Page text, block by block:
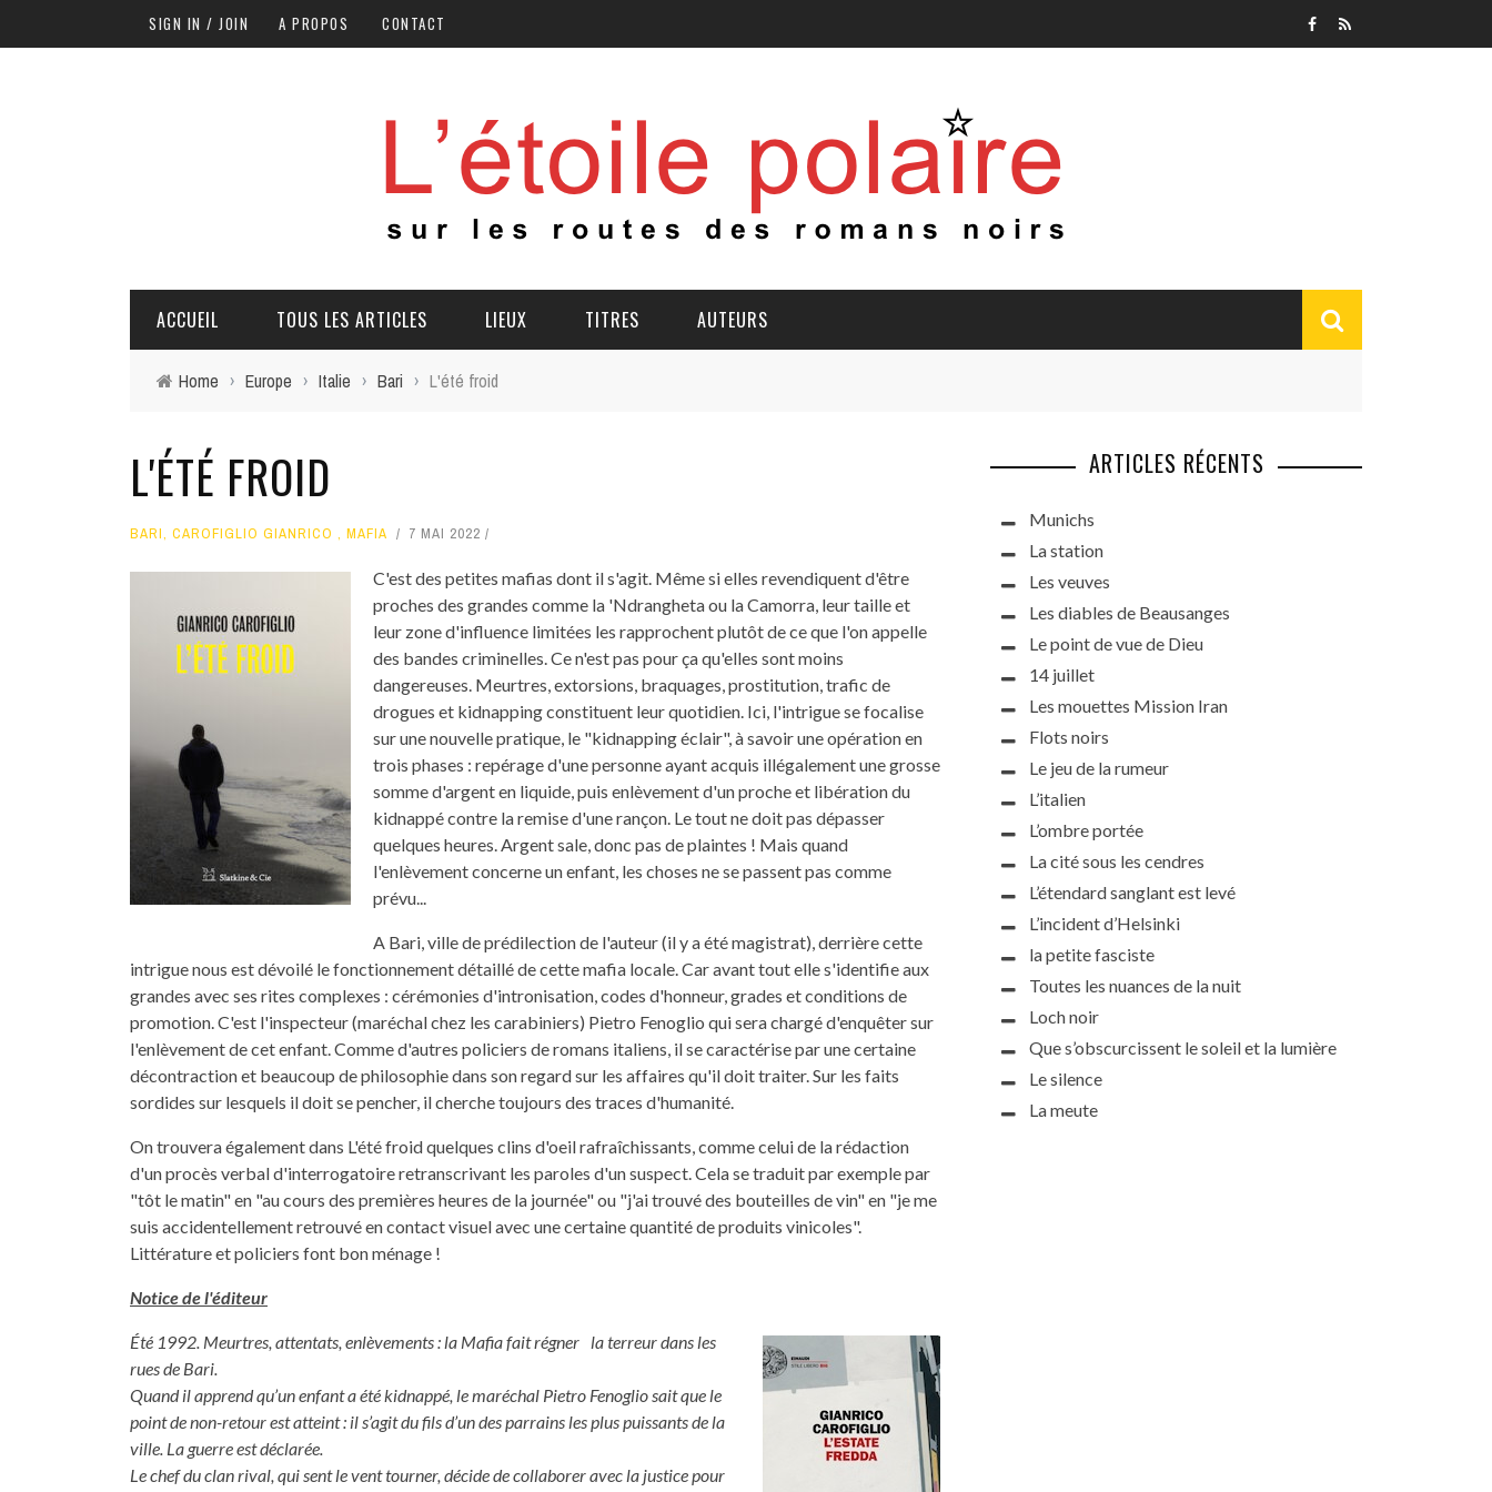
SIGN IN / JOIN A PROPOS CONTACT
ACCUEIL TOUS LES ARTICLES LIEUX TITRES AUTEURS
Home › Europe › Italie › Bari › L'été froid
L'ÉTÉ FROID
BARI, CAROFIGLIO GIANRICO , MAFIA 7 MAI 2022
C'est des petites mafias dont il s'agit. Même si elles revendiquent d'être
proches des grandes comme la 'Ndrangheta ou la Camorra, leur taille et
leur zone d'influence limitées les rapprochent plutôt de ce que l'on appelle
des bandes criminelles. Ce n'est pas pour ça qu'elles sont moins
dangereuses. Meurtres, extorsions, braquages, prostitution, trafic de
drogues et kidnapping constituent leur quotidien. Ici, l'intrigue se focalise
sur une nouvelle pratique, le "kidnapping éclair", à savoir une opération en
trois phases : repérage d'une personne ayant acquis illégalement une grosse
somme d'argent en liquide, puis enlèvement d'un proche et libération du
kidnappé contre la remise d'une rançon. Le tout ne doit pas dépasser
quelques heures. Argent sale, donc pas de plaintes ! Mais quand
l'enlèvement concerne un enfant, les choses ne se passent pas comme
prévu...
A Bari, ville de prédilection de l'auteur (il y a été magistrat), derrière cette
intrigue nous est dévoilé le fonctionnement détaillé de cette mafia locale. Car avant tout elle s'identifie aux
grandes avec ses rites complexes : cérémonies d'intronisation, codes d'honneur, grades et conditions de
promotion. C'est l'inspecteur (maréchal chez les carabiniers) Pietro Fenoglio qui sera chargé d'enquêter sur
l'enlèvement de cet enfant. Comme d'autres policiers de romans italiens, il se caractérise par une certaine
décontraction et beaucoup de philosophie dans son regard sur les affaires qu'il doit traiter. Sur les faits
sordides sur lesquels il doit se pencher, il cherche toujours des traces d'humanité.
On trouvera également dans L'été froid quelques clins d'oeil rafraîchissants, comme celui de la rédaction
d'un procès verbal d'interrogatoire retranscrivant les paroles d'un suspect. Cela se traduit par exemple par
"tôt le matin" en "au cours des premières heures de la journée" ou "j'ai trouvé des bouteilles de vin" en "je me
suis accidentellement retrouvé en contact visuel avec une certaine quantité de produits vinicoles".
Littérature et policiers font bon ménage !
Notice de l'éditeur
Été 1992. Meurtres, attentats, enlèvements : la Mafia fait régner la terreur dans les
rues de Bari.
Quand il apprend qu’un enfant a été kidnappé, le maréchal Pietro Fenoglio sait que le
point de non-retour est atteint : il s’agit du fils d’un des parrains les plus puissants de la
ville. La guerre est déclarée.
Le chef du clan rival, qui sent le vent tourner, décide de collaborer avec la justice pour
ARTICLES RÉCENTS
Munichs
La station
Les veuves
Les diables de Beausanges
Le point de vue de Dieu
14 juillet
Les mouettes Mission Iran
Flots noirs
Le jeu de la rumeur
L’italien
L’ombre portée
La cité sous les cendres
L’étendard sanglant est levé
L’incident d’Helsinki
la petite fasciste
Toutes les nuances de la nuit
Loch noir
Que s’obscurcissent le soleil et la lumière
Le silence
La meute